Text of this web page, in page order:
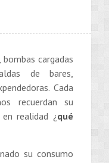
cargadas
de bares,
Cada
recuerdan su
en realidad ¿qué
su consumo